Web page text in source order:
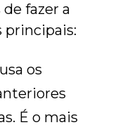
fazer a
principais:
usa os
É o mais